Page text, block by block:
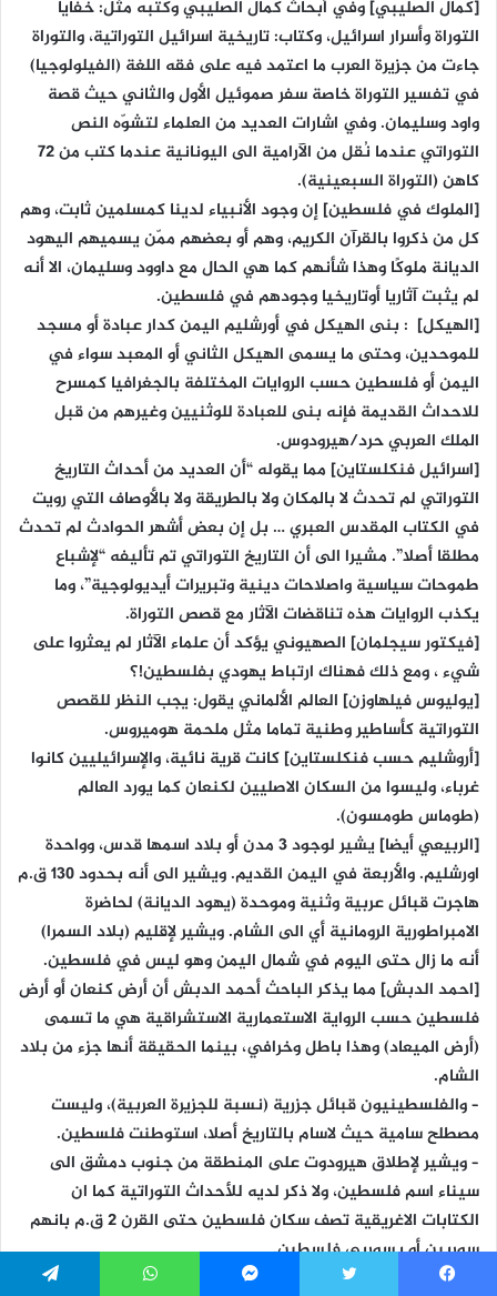
[كمال الصليبي] وفي أبحاث كمال الصليبي وكتبه مثل: خفايا
التوراة وأسرار اسرائيل، وكتاب: تاريخية اسرائيل التوراتية، والتوراة
جاءت من جزيرة العرب ما اعتمد فيه على فقه اللغة (الفيلولوجيا)
في تفسير التوراة خاصة سفر صموئيل الأول والثاني حيث قصة
واود وسليمان. وفي اشارات العديد من العلماء لتشوّه النص
التوراتي عندما نُقل من الآرامية الى اليونانية عندما كتب من 72
كاهن (التوراة السبعينية).
[الملوك في فلسطين] إن وجود الأنبياء لدينا كمسلمين ثابت، وهم
كل من ذكروا بالقرآن الكريم، وهم أو بعضهم ممّن يسميهم اليهود
الديانة ملوكًا وهذا شأنهم كما هي الحال مع داوود وسليمان، الا أنه
لم يثبت آثاريا أوتاريخيا وجودهم في فلسطين.
[الهيكل] : بنى الهيكل في أورشليم اليمن كدار عبادة أو مسجد
للموحدين، وحتى ما يسمى الهيكل الثاني أو المعبد سواء في
اليمن أو فلسطين حسب الروايات المختلفة بالجغرافيا كمسرح
للاحداث القديمة فإنه بنى للعبادة للوثنيين وغيرهم من قبل
الملك العربي حرد/هيرودوس.
[اسرائيل فنكلستاين] مما يقوله “أن العديد من أحداث التاريخ
التوراتي لم تحدث لا بالمكان ولا بالطريقة ولا بالأوصاف التي رويت
في الكتاب المقدس العبري … بل إن بعض أشهر الحوادث لم تحدث
مطلقا أصلا”. مشيرا الى أن التاريخ التوراتي تم تأليفه “لإشباع
طموحات سياسية واصلاحات دينية وتبريرات أيديولوجية”، وما
يكذب الروايات هذه تناقضات الآثار مع قصص التوراة.
[فيكتور سيجلمان] الصهيوني يؤكد أن علماء الآثار لم يعثروا على
شيء ، ومع ذلك فهناك ارتباط يهودي بفلسطين!؟
[يوليوس فيلهاوزن] العالم الألماني يقول: يجب النظر للقصص
التوراتية كأساطير وطنية تماما مثل ملحمة هوميروس.
[أروشليم حسب فنكلستاين] كانت قرية نائية، والإسرائيليين كانوا
غرباء، وليسوا من السكان الاصليين لكنعان كما يورد العالم
(طوماس طومسون).
[الربيعي أيضا] يشير لوجود 3 مدن أو بلاد اسمها قدس، وواحدة
اورشليم. والأربعة في اليمن القديم. ويشير الى أنه بحدود 130 ق.م
هاجرت قبائل عربية وثنية وموحدة (يهود الديانة) لحاضرة
الامبراطورية الرومانية أي الى الشام. ويشير لإقليم (بلاد السمرا)
أنه ما زال حتى اليوم في شمال اليمن وهو ليس في فلسطين.
[احمد الدبش] مما يذكر الباحث أحمد الدبش أن أرض كنعان أو أرض
فلسطين حسب الرواية الاستعمارية الاستشراقية هي ما تسمى
(أرض الميعاد) وهذا باطل وخرافي، بينما الحقيقة أنها جزء من بلاد
الشام.
– والفلسطينيون قبائل جزرية (نسبة للجزيرة العربية)، وليست
مصطلح سامية حيث لاسام بالتاريخ أصلا، استوطنت فلسطين.
– ويشير لإطلاق هيرودوت على المنطقة من جنوب دمشق الى
سيناء اسم فلسطين، ولا ذكر لديه للأحداث التوراتية كما ان
الكتابات الاغريقية تصف سكان فلسطين حتى القرن 2 ق.م بانهم
سوريين أو بسوريي فلسطين.
حقائق وجدل